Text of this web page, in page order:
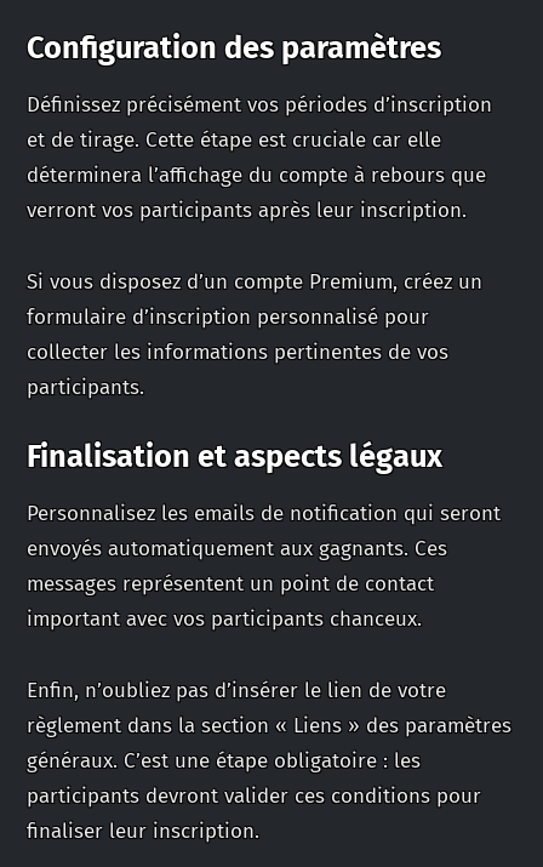
Configuration des paramètres
Définissez précisément vos périodes d’inscription
et de tirage. Cette étape est cruciale car elle
déterminera l’affichage du compte à rebours que
verront vos participants après leur inscription.
Si vous disposez d’un compte Premium, créez un
formulaire d’inscription personnalisé pour
collecter les informations pertinentes de vos
participants.
Finalisation et aspects légaux
Personnalisez les emails de notification qui seront
envoyés automatiquement aux gagnants. Ces
messages représentent un point de contact
important avec vos participants chanceux.
Enfin, n’oubliez pas d’insérer le lien de votre
règlement dans la section « Liens » des paramètres
généraux. C’est une étape obligatoire : les
participants devront valider ces conditions pour
finaliser leur inscription.